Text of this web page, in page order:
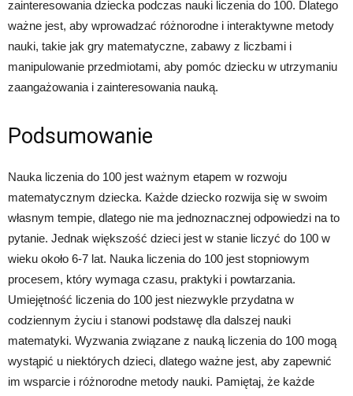
zainteresowania dziecka podczas nauki liczenia do 100. Dlatego
ważne jest, aby wprowadzać różnorodne i interaktywne metody
nauki, takie jak gry matematyczne, zabawy z liczbami i
manipulowanie przedmiotami, aby pomóc dziecku w utrzymaniu
zaangażowania i zainteresowania nauką.
Podsumowanie
Nauka liczenia do 100 jest ważnym etapem w rozwoju
matematycznym dziecka. Każde dziecko rozwija się w swoim
własnym tempie, dlatego nie ma jednoznacznej odpowiedzi na to
pytanie. Jednak większość dzieci jest w stanie liczyć do 100 w
wieku około 6-7 lat. Nauka liczenia do 100 jest stopniowym
procesem, który wymaga czasu, praktyki i powtarzania.
Umiejętność liczenia do 100 jest niezwykle przydatna w
codziennym życiu i stanowi podstawę dla dalszej nauki
matematyki. Wyzwania związane z nauką liczenia do 100 mogą
wystąpić u niektórych dzieci, dlatego ważne jest, aby zapewnić
im wsparcie i różnorodne metody nauki. Pamiętaj, że każde